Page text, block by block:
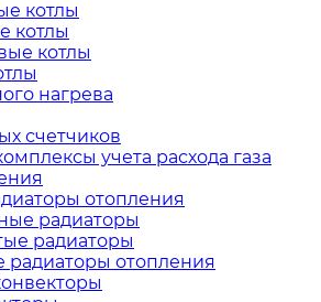
котлы
котлы
котлы
нагрева
счетчиков
учета расхода газа
отопления
радиаторы
радиаторы
радиаторы отопления